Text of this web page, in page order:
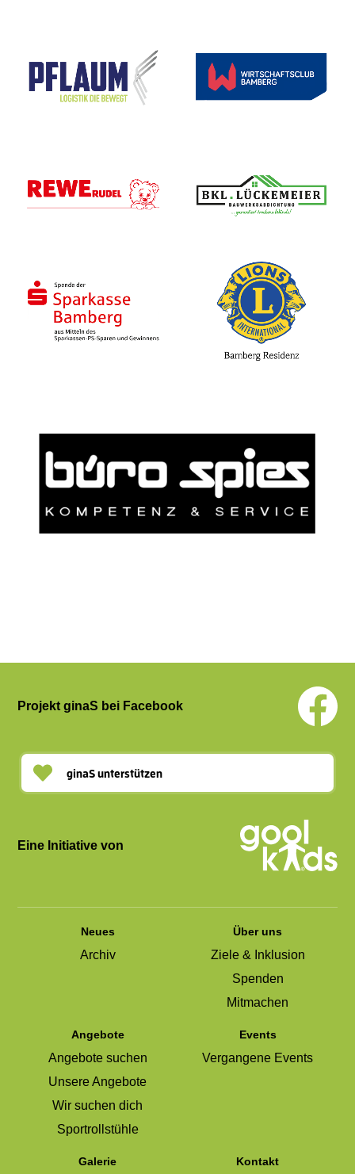
Projekt ginaS bei Facebook
ginaS unterstützen
Eine Initiative von
Neues
Archiv
Über uns
Ziele & Inklusion
Spenden
Mitmachen
Angebote
Angebote suchen
Unsere Angebote
Wir suchen dich
Sportrollstühle
Events
Vergangene Events
Galerie Kontakt